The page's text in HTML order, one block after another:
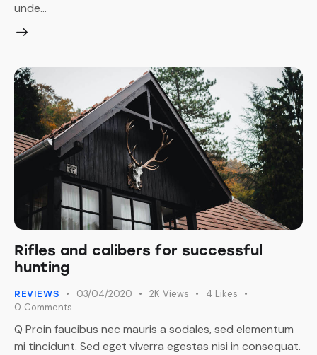
unde…
Rifles and calibers for successful
hunting
REVIEWS 03/04/2020 2K Views 4 Likes
0 Comments
Q Proin faucibus nec mauris a sodales, sed elementum
mi tincidunt. Sed eget viverra egestas nisi in consequat.